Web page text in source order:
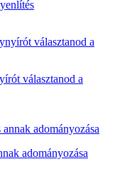
választanod a
adományozása